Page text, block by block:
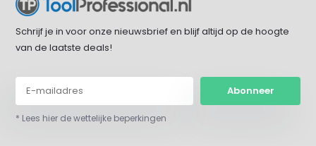
Schrijf je in voor onze nieuwsbrief en blijf altijd op de hoogte
van de laatste deals!
Abonneer
* Lees hier de wettelijke beperkingen